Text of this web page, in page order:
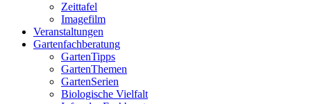
Zeittafel
Imagefilm
Veranstaltungen
Gartenfachberatung
GartenTipps
GartenThemen
GartenSerien
Biologische Vielfalt